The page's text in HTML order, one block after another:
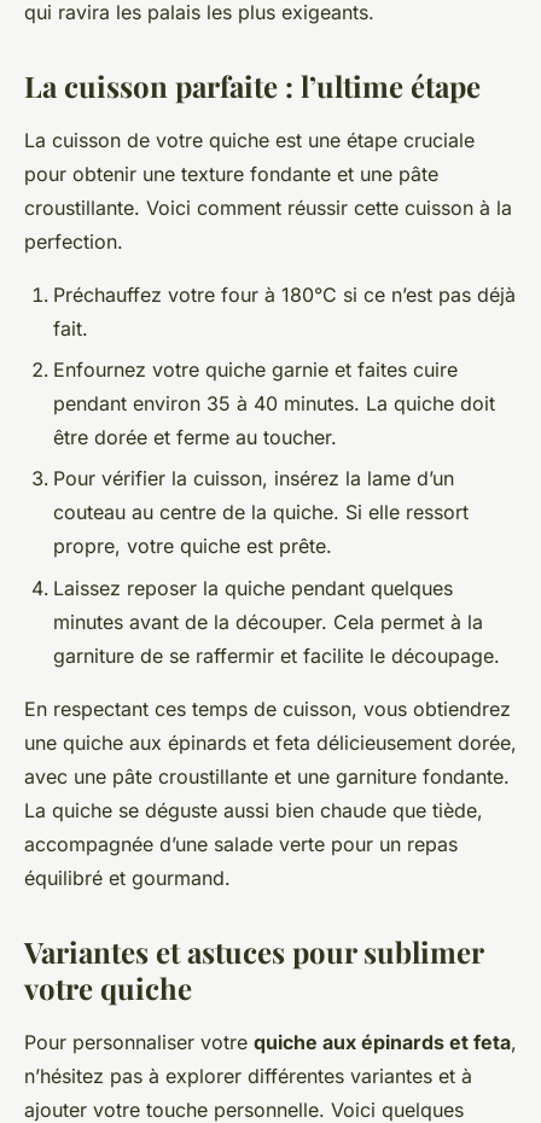
qui ravira les palais les plus exigeants.
La cuisson parfaite : l’ultime étape
La cuisson de votre quiche est une étape cruciale
pour obtenir une texture fondante et une pâte
croustillante. Voici comment réussir cette cuisson à la
perfection.
Préchauffez votre four à 180°C si ce n’est pas déjà
fait.
Enfournez votre quiche garnie et faites cuire
pendant environ 35 à 40 minutes. La quiche doit
être dorée et ferme au toucher.
Pour vérifier la cuisson, insérez la lame d’un
couteau au centre de la quiche. Si elle ressort
propre, votre quiche est prête.
Laissez reposer la quiche pendant quelques
minutes avant de la découper. Cela permet à la
garniture de se raffermir et facilite le découpage.
En respectant ces temps de cuisson, vous obtiendrez
une quiche aux épinards et feta délicieusement dorée,
avec une pâte croustillante et une garniture fondante.
La quiche se déguste aussi bien chaude que tiède,
accompagnée d’une salade verte pour un repas
équilibré et gourmand.
Variantes et astuces pour sublimer
votre quiche
Pour personnaliser votre quiche aux épinards et feta,
n’hésitez pas à explorer différentes variantes et à
ajouter votre touche personnelle. Voici quelques